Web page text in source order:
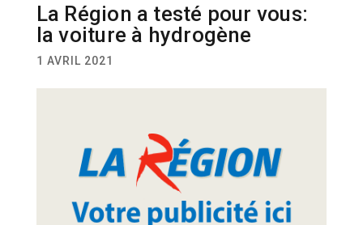
La Région a testé pour vous:
la voiture à hydrogène
1 AVRIL 2021